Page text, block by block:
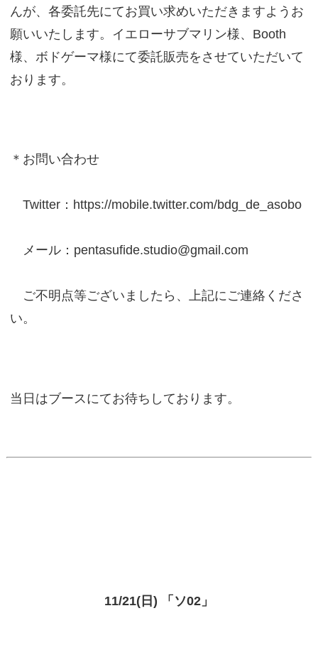
んが、各委託先にてお買い求めいただきますようお
願いいたします。イエローサブマリン様、Booth
様、ボドゲーマ様にて委託販売をさせていただいて
おります。
＊お問い合わせ
Twitter：https://mobile.twitter.com/bdg_de_asobo
メール：pentasufide.studio@gmail.com
ご不明点等ございましたら、上記にご連絡くださ
い。
当日はブースにてお待ちしております。
11/21(日) 「ソ02」